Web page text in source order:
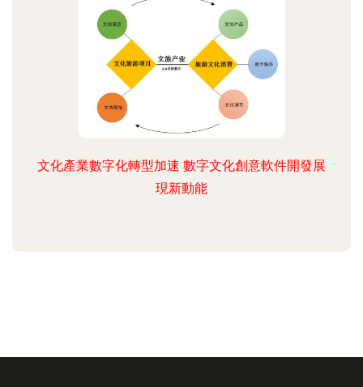
文化產業數字化轉型加速 數字文化創意軟件開發展
現新動能